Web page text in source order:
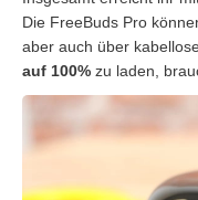
Die FreeBuds Pro
aber auch über
auf 100% zu laden,